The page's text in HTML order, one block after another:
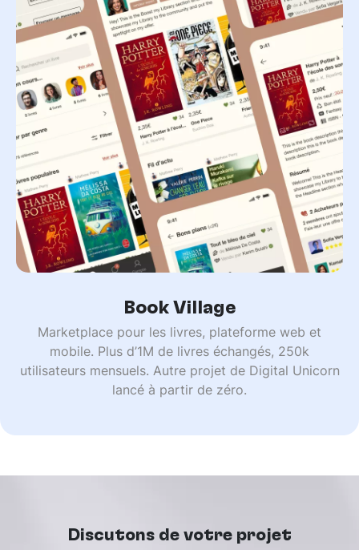
Book Village
Marketplace pour les livres, plateforme web et
mobile. Plus d’1M de livres échangés, 250k
utilisateurs mensuels. Autre projet de Digital Unicorn
lancé à partir de zéro.
Discutons de votre projet